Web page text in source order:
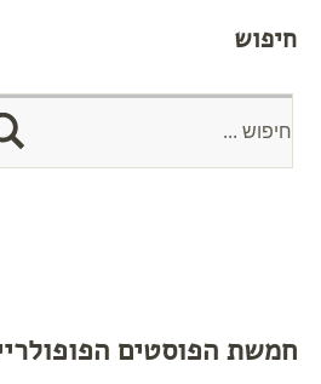
חיפוש
חמשת הפוסטים